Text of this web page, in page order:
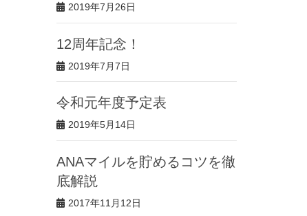
2019年7月26日
12周年記念！
2019年7月7日
令和元年度予定表
2019年5月14日
ANAマイルを貯めるコツを徹
底解説
2017年11月12日